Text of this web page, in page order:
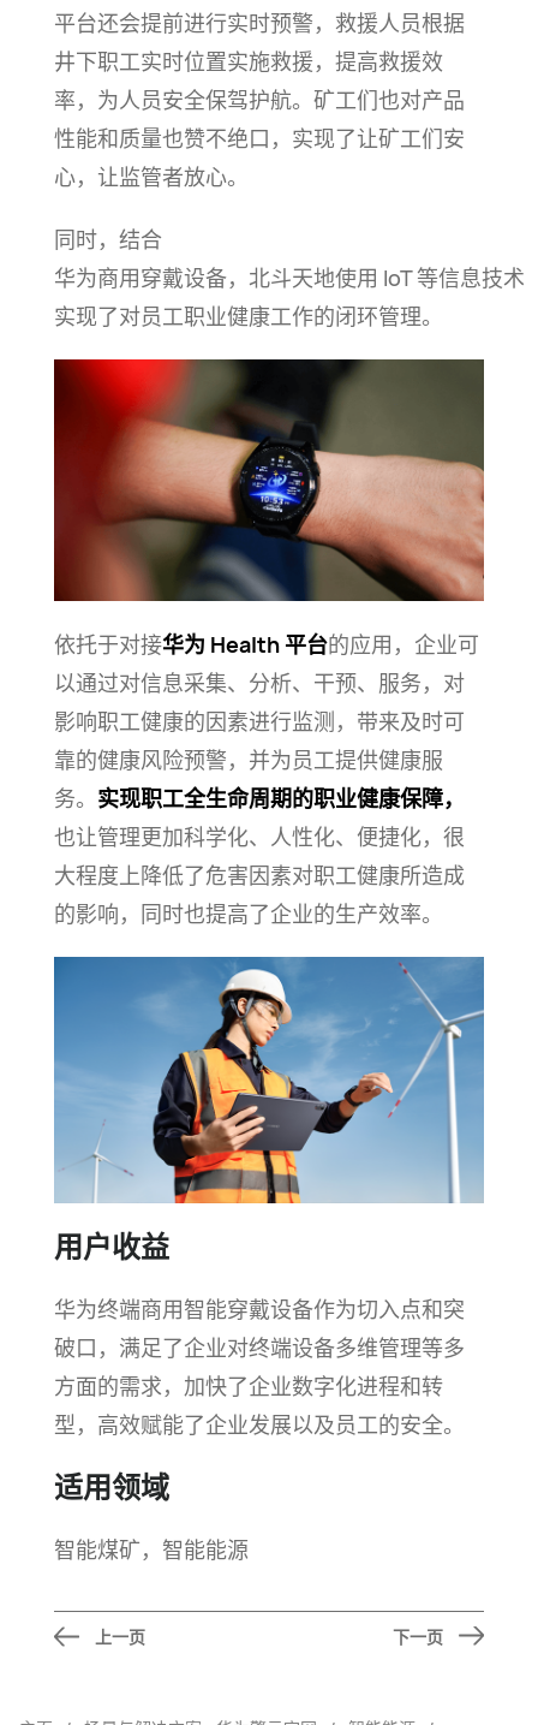
平台还会提前进行实时预警，救援人员根据
井下职工实时位置实施救援，提高救援效
率，为人员安全保驾护航。矿工们也对产品
性能和质量也赞不绝口，实现了让矿工们安
心，让监管者放心。
同时，结合
华为商用穿戴设备，北斗天地使用 IoT 等信息技术
实现了对员工职业健康工作的闭环管理。
依托于对接华为 Health 平台的应用，企业可
以通过对信息采集、分析、干预、服务，对
影响职工健康的因素进行监测，带来及时可
靠的健康风险预警，并为员工提供健康服
务。 实现职工全生命周期的职业健康保障，
也让管理更加科学化、人性化、便捷化，很
大程度上降低了危害因素对职工健康所造成
的影响，同时也提高了企业的生产效率。
用户收益
华为终端商用智能穿戴设备作为切入点和突
破口，满足了企业对终端设备多维管理等多
方面的需求，加快了企业数字化进程和转
型，高效赋能了企业发展以及员工的安全。
适用领域
智能煤矿，智能能源
上一页 下一页